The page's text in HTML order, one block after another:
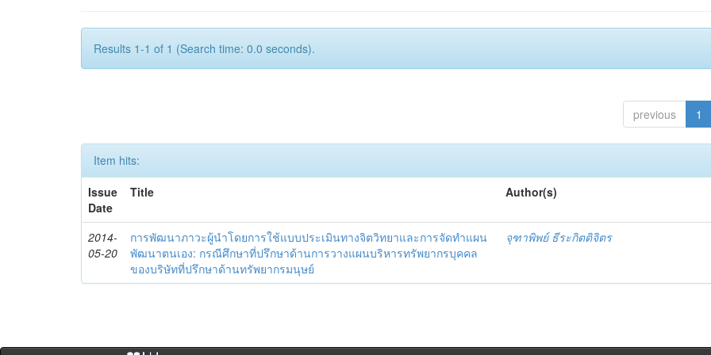
Results 1-1 of 1 (Search time: 0.0 seconds).
previous 1
Item hits:
Issue
Date
Title Author(s)
2014-
05-20
การพัฒนาภาวะผู้นำโดยการใช้แบบประเมินทางจิตวิทยาและการจัดทำแผน
พัฒนาตนเอง: กรณีศึกษาที่ปรึกษาด้านการวางแผนบริหารทรัพยากรบุคคล
ของบริษัทที่ปรึกษาด้านทรัพยากรมนุษย์
จุฑาพิพย์ ธีระกิตติจิตร